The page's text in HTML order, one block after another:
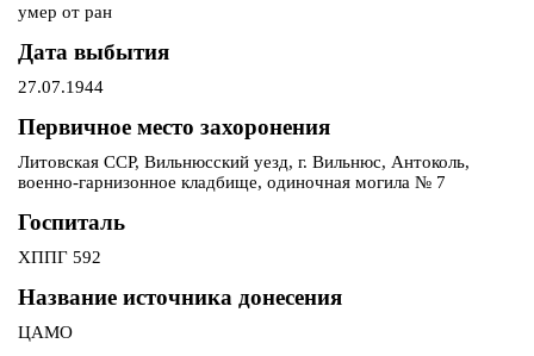
умер от ран
Дата выбытия
27.07.1944
Первичное место захоронения
Литовская ССР, Вильнюсский уезд, г. Вильнюс, Антоколь,
военно-гарнизонное кладбище, одиночная могила № 7
Госпиталь
ХППГ 592
Название источника донесения
ЦАМО